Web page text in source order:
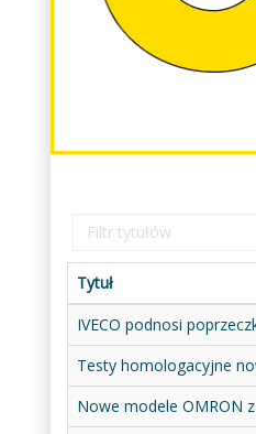
Filtr
tytułów
Tytuł
IVECO podnosi
Testy homologacyjne
Nowe modele OMRON